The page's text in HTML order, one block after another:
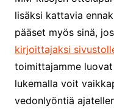
KimonicRisse :
- только у нас вы
цены ниже рынка.
всего сделать заказ
джолион цена новый
официального можно
у нас! купить haval
купить хавал
http://jolion-ufa1.ru/
lisäksi kattavia
pääset myös sinä,
kirjoittajaksi
toimittajamme
lukemalla voit
vedonlyöntiä